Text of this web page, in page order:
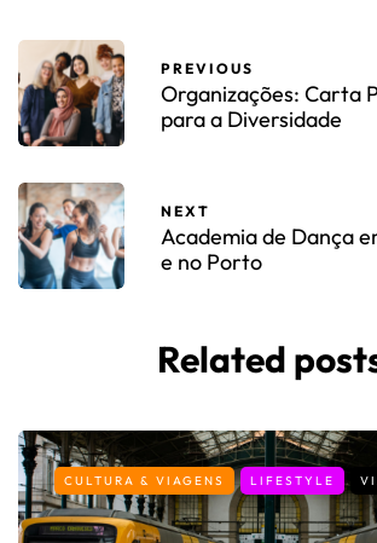
PREVIOUS
Organizações: Carta
para a Diversidade
NEXT
Academia de Dança
e no Porto
Related
CULTURA & VIAGENS LIFESTYLE